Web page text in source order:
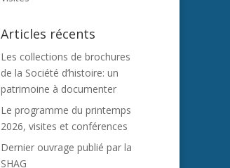
Articles récents
Les collections de brochures
de la Société d’histoire: un
patrimoine à documenter
Le programme du printemps
2026, visites et conférences
Dernier ouvrage publié par la
SHAG